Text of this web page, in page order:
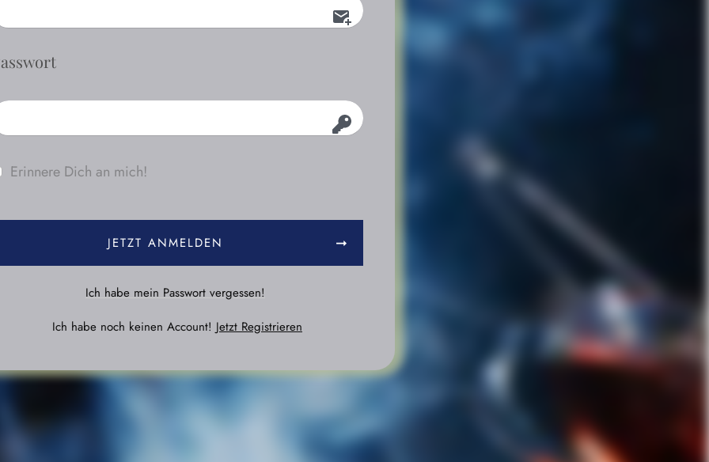
Erinnere Dich an mich!
JETZT ANMELDEN
Ich habe mein Passwort vergessen!
Ich habe noch keinen Account! Jetzt Registrieren